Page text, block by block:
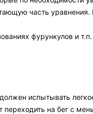
часть
фурункулов и
испытывать
переходить на бег с